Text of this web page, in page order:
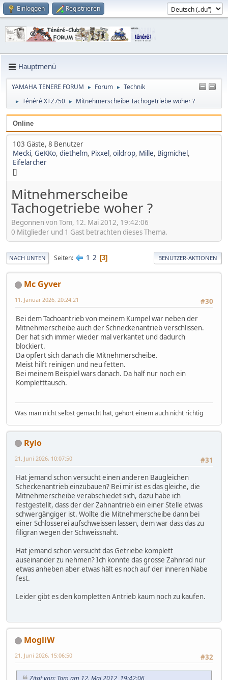
Einloggen Registrieren
Hauptmenü
YAMAHA TENERE FORUM ► Forum ► Technik
► Ténéré XTZ750 ► Mitnehmerscheibe Tachogetriebe woher ?
Online
103 Gäste, 8 Benutzer
Mecki, GeKKo, diethelm, Pixxel, oildrop, Mille, Bigmichel,
Eifelarcher
[]
Mitnehmerscheibe
Tachogetriebe woher ?
Begonnen von Tom, 12. Mai 2012, 19:42:06
0 Mitglieder und 1 Gast betrachten dieses Thema.
NACH UNTEN Seiten 1 2 3 BENUTZER-AKTIONEN
Mc Gyver
#30
11. Januar 2026, 20:24:21
Bei dem Tachoantrieb von meinem Kumpel war neben der
Mitnehmerscheibe auch der Schneckenantrieb verschlissen.
Der hat sich immer wieder mal verkantet und dadurch
blockiert.
Da opfert sich danach die Mitnehmerscheibe.
Meist hilft reinigen und neu fetten.
Bei meinem Beispiel wars danach. Da half nur noch ein
Kompletttausch.
Was man nicht selbst gemacht hat, gehört einem auch nicht richtig
Rylo
#31
21. Juni 2026, 10:07:50
Hat jemand schon versucht einen anderen Baugleichen
Scheckenantrieb einzubauen? Bei mir ist es das gleiche, die
Mitnehmerscheibe verabschiedet sich, dazu habe ich
festgestellt, dass der der Zahnantrieb ein einer Stelle etwas
schwergängiger ist. Wollte die Mitnehmerscheibe dann bei
einer Schlosserei aufschweissen lassen, dem war dass das zu
filigran wegen der Schweissnaht.
Hat jemand schon versucht das Getriebe komplett
auseinander zu nehmen? Ich konnte das grosse Zahnrad nur
etwas anheben aber etwas hält es noch auf der inneren Nabe
fest.
Leider gibt es den kompletten Antrieb kaum noch zu kaufen.
MogliW
#32
21. Juni 2026, 15:06:50
Zitat von: Tom am 12. Mai 2012, 19:42:06